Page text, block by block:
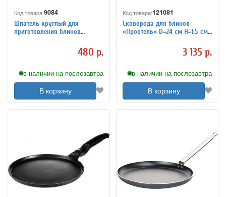
Код товара:9084
Шпатель круглый для
приготовления блинов
480 р.
в наличии на послезавтра
В корзину
Код товара:121081
Сковорода для блинов
«Проотель» D=24 см H=1.5 см
3 135 р.
в наличии на послезавтра
В корзину